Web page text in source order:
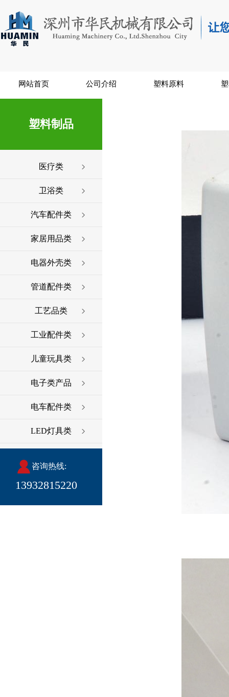
网站首页 公司介绍 塑料原料
塑料制品
医疗类
卫浴类
汽车配件类
家居用品类
电器外壳类
管道配件类
工艺品类
工业配件类
儿童玩具类
电子类产品
电车配件类
LED灯具类
咨询热线:
13932815220